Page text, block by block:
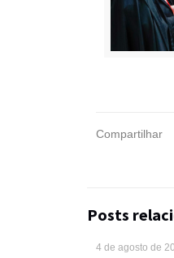
Compartilhar
Posts
4 de agosto de